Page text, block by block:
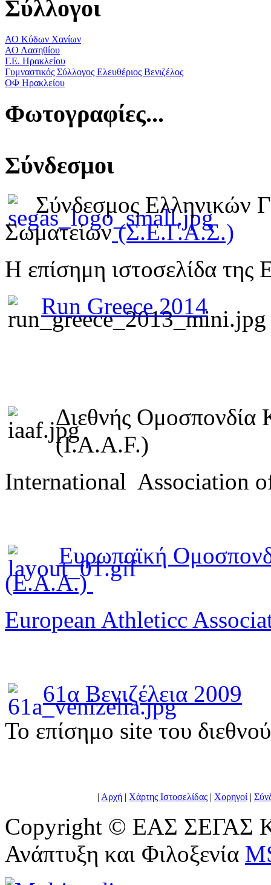
Σύλλογοι
ΑΟ Κύδων Χανίων
ΑΟ Λασηθίου
Γ.Ε. Ηρακλείου
Γυμναστικός Σύλλογος Ελευθέριος Βενιζέλος
ΟΦ Ηρακλείου
Φωτογραφίες...
Σύνδεσμοι
Σύνδεσμος Ελληνικών
Σωματείων (Σ.Ε.Γ.Α.Σ.)
Η επίσημη ιστοσελίδα της
Run Greece 2014
Διεθνής Ομοσπονδία
(I.A.A.F.)
International Association
Ευρωπαϊκή
(E.A.A.)
European Athleticc
61α Βενιζέλεια 2009
To επίσημο site του
| Αρχή | Χάρτης Ιστοσελίδας | Χορηγοί |
Copyright © ΕΑΣ ΣΕΓΑΣ
Ανάπτυξη και Φιλοξενία